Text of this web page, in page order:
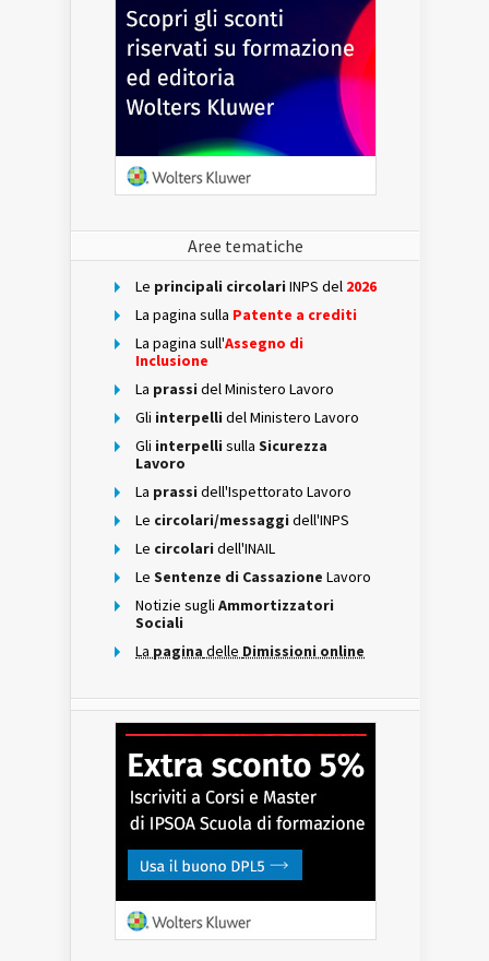
Aree tematiche
Le principali circolari INPS del 2026
La pagina sulla Patente a crediti
La pagina sull'Assegno di
Inclusione
La prassi del Ministero Lavoro
Gli interpelli del Ministero Lavoro
Gli interpelli sulla Sicurezza
Lavoro
La prassi dell'Ispettorato Lavoro
Le circolari/messaggi dell'INPS
Le circolari dell'INAIL
Le Sentenze di Cassazione Lavoro
Notizie sugli Ammortizzatori
Sociali
La pagina delle Dimissioni online